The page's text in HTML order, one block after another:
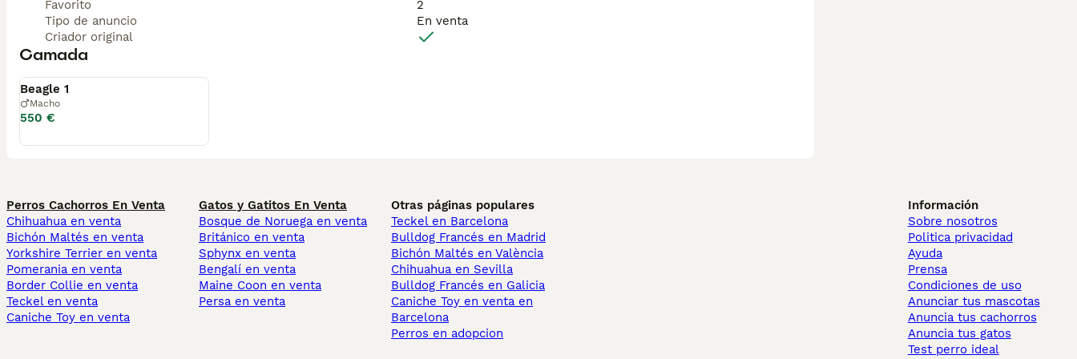
Favorito
2
Tipo de anuncio
En venta
Criador original
Camada
Beagle 1
Macho
550 €
Perros Cachorros En Venta
Chihuahua en venta
Bichón Maltés en venta
Yorkshire Terrier en venta
Pomerania en venta
Border Collie en venta
Teckel en venta
Caniche Toy en venta
Gatos y Gatitos En Venta
Bosque de Noruega en venta
Británico en venta
Sphynx en venta
Bengalí en venta
Maine Coon en venta
Persa en venta
Otras páginas populares
Teckel en Barcelona
Bulldog Francés en Madrid
Bichón Maltés en València
Chihuahua en Sevilla
Bulldog Francés en Galicia
Caniche Toy en venta en
Barcelona
Perros en adopcion
Información
Sobre nosotros
Politica privacidad
Ayuda
Prensa
Condiciones de uso
Anunciar tus mascotas
Anuncia tus cachorros
Anuncia tus gatos
Test perro ideal